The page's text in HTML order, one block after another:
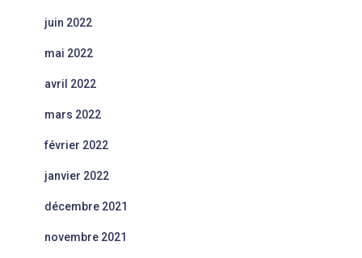
juin 2022
mai 2022
avril 2022
mars 2022
février 2022
janvier 2022
décembre 2021
novembre 2021